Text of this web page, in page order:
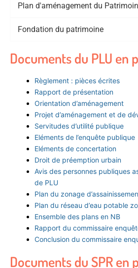
Plan d'aménagement du
Fondation du patrimoine
Documents du PLU en
Règlement : pièces écrites
Rapport de présentation
Orientation d’aménagement
Projet d’aménagement et de
Servitudes d’utilité publique
Eléments de l’enquête publique
Eléments de concertation
Droit de préemption urbain
Avis des personnes publiques
de PLU
Plan du zonage
Plan du réseau d’eau potable
Ensemble des plans en NB
Rapport du commissaire
Conclusion du commissaire
Documents du SPR en